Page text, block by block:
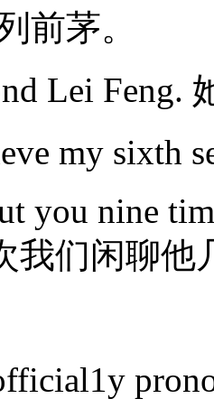
前茅。
Lei
my sixth
you nine
我们闲聊他